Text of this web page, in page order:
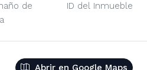
de
ID del Inmueble
Abrir en Google Maps